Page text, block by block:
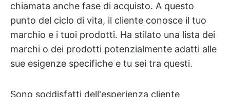
chiamata anche fase di acquisto. A questo
punto del ciclo di vita, il cliente conosce il tuo
marchio e i tuoi prodotti. Ha stilato una lista dei
marchi o dei prodotti potenzialmente adatti alle
sue esigenze specifiche e tu sei tra questi.
Sono soddisfatti dell'esperienza cliente